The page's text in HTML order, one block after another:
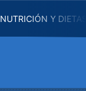
NUTRICIÓN Y